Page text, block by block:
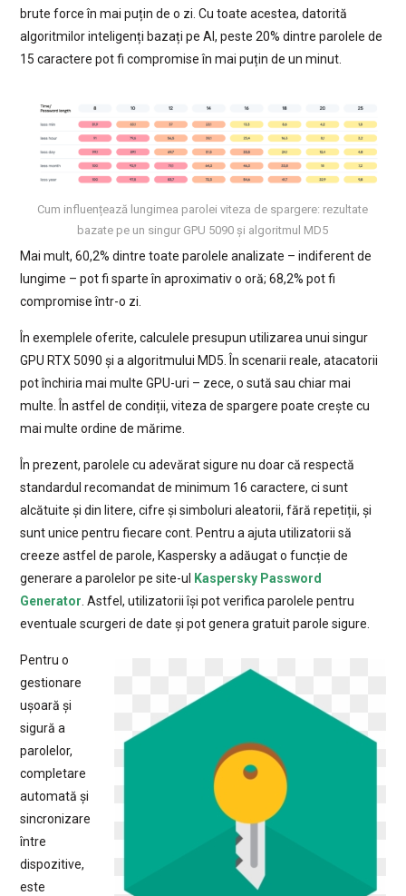
brute force în mai puțin de o zi. Cu toate acestea, datorită
algoritmilor inteligenți bazați pe AI, peste 20% dintre parolele de
15 caractere pot fi compromise în mai puțin de un minut.
Cum influențează lungimea parolei viteza de spargere: rezultate
bazate pe un singur GPU 5090 și algoritmul MD5
Mai mult, 60,2% dintre toate parolele analizate – indiferent de
lungime – pot fi sparte în aproximativ o oră; 68,2% pot fi
compromise într-o zi.
În exemplele oferite, calculele presupun utilizarea unui singur
GPU RTX 5090 și a algoritmului MD5. În scenarii reale, atacatorii
pot închiria mai multe GPU-uri – zece, o sută sau chiar mai
multe. În astfel de condiții, viteza de spargere poate crește cu
mai multe ordine de mărime.
În prezent, parolele cu adevărat sigure nu doar că respectă
standardul recomandat de minimum 16 caractere, ci sunt
alcătuite și din litere, cifre și simboluri aleatorii, fără repetiții, și
sunt unice pentru fiecare cont. Pentru a ajuta utilizatorii să
creeze astfel de parole, Kaspersky a adăugat o funcție de
generare a parolelor pe site-ul
Kaspersky Password
Generator . Astfel, utilizatorii își pot verifica parolele pentru
eventuale scurgeri de date și pot genera gratuit parole sigure.
Pentru o
gestionare
ușoară și
sigură a
parolelor,
completare
automată și
sincronizare
între
dispozitive,
este